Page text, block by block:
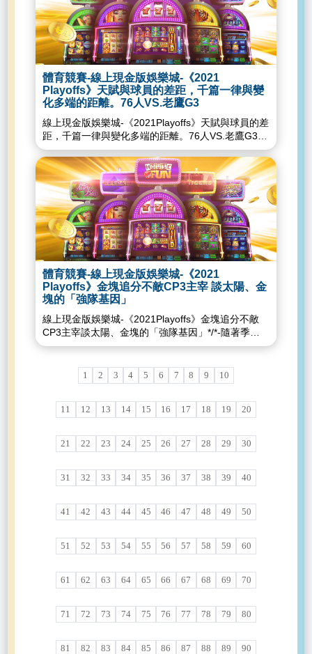
以上在起算的，而每一次，也都代表著我們的青春。
在對金塊的第一場比賽中，ChrisPaul跟DevinBooker
都得到21分、DeAndreAyton得20分、MikalBridges
則是全場最高的23分，只看一個人是沒什麼了不起，
但是單場四名球員同時得到20分以上，這也不是很容
易達成的事，而太陽上一次在季後賽單場四人20分，
要追溯到2006年5月，而且那是一場經典比賽....其他
人都在看●再賣美高梅國際持股套利何超瓊背後打什
麼算盤？●菲律賓玩家等待已久了！這些場所獲准恢
復完全運營”●捕魚機-玩好捕魚遊戲的幾大要素線上
紅利線上現金版娛樂城-立即前往登入線上現金版娛
樂城-現金網推薦線上現金版娛樂城-天下娛樂資訊線
上現金版娛樂城-最多出款推薦線上現金版娛樂城-娛
樂總代理線上現金版娛樂城-最多優惠娛樂線上現金
版娛樂城-線上真人推薦線上現金版娛樂城-出金保證
推薦線上現金版娛樂城-註冊免費體驗金線上現金版
娛樂城...
進，三分命中率低迷還用三分球早攻。籃網知道
GiannisAntetokounmpo的罰球不準，儘量讓他罰
球，但是公鹿卻一直放他殺進去沒有2+1，罰球也罰
不進，我只能說別人是保護自己的弱點，
Budenholzer你是故意放自己的弱點上去啊。
GiannisAntetokounmpo需要打得更加聰明
KhrisMiddleton終於找回了消失兩場的進攻，在後段
字母哥開啟毀滅模式之後穩穩的投籃讓公鹿的進攻得
以維持一線生機。而Holiday雖然整場的進攻持續低
迷，但是在最後關頭他快攻轉身切入放進反超兩分也
是公鹿贏球的大功臣。Holiday放進致勝兩分，讓公
鹿得以守住主場Claxton儘管身為優秀的無限換防武
器，在防守上的經驗和對抗性不足，以及在進攻端沒
有投射能力，讓他在場上幾乎是負分的存在。進攻因
為有Lopez護框，防守端守不住字母哥被瘋狂霸凌。
雖然說應該寧願提前犯規不讓他打成2+1的，但是往
往都在最後一拍才犯而送他上罰球線。也許他的價值
要等到遇見以後衛為主的球隊才比較有機會被看到
吧。JoeHarris這場投籃手感急凍，全場11投1中，三
分球7投1中。浪費了好幾球搶下進攻籃板後的大空
檔，和雙星吸怪創造出來的空檔機會。不論是三分還
是中距離的空檔，今天好像怎麼樣就是投不進去。我
覺得值得稱讚的是，Nash並沒有因為整場的手感不
佳，而在關鍵時刻將他換下，而是選擇繼續相信他。
儘管最終結果不盡人意，但這種隊球員信賴的展現，
持股套利何超瓊背後打什麼算盤？●菲律賓玩家等待
已久了！這些場所獲准恢復完全運營”●捕魚機-玩好
上現金版娛樂城-註冊優惠紅利線上現金版娛樂城-立
即前往登入線上現金版娛樂城-現金網推薦線上現金
版娛樂城-天下娛樂資訊線上現金版娛樂城-最多出款
推薦線上現金版娛樂城-娛樂總代理線上現金版娛樂
上現金版娛樂城-出金保證推薦線上現金版娛樂城-註
冊免費體驗金線上現金版娛樂城...
金塊三次犯規，穩穩地透過罰球讓領先保持在兩球左
右。但是Jokic在一端也製造了兩次太陽犯規，透過
太陽的加罰狀態得分。中場59：55領先，金塊
Jokic15分12板6助攻7個進攻籃板，
MonteMorris4/412分，但是Gordon手感冰冷0/70分
3板，太陽則是Booker/CP3/Ayton得分都破十分。請
繼續往下閱讀金塊這一場在上半場跟第三節能不讓落
後被拉開的原因是進攻籃板（第三節結束14：4）跟
陽到第三節為止一球都沒有投進，而金塊防守角落三
分的策略是寧可追出去封蓋角落三分，讓
Crowder/Bridges切入拋投也不給他們投，跟嚴守底
線長傳角落的球線。而太陽在下半場的反制則是用更
多的高位雙擋，逼金塊得要內縮來製造外線更大的空
擋。而金塊的進攻籃板讓金塊一路比太陽都多了11個
球權左右。而太陽維持領先的關鍵則是雖然金塊不給
投角落三分，但是CP3/Booker的中距離跳投跟
Bridges的切入禁區上籃都還是維持在水準以上，再
加上太陽板凳雙Cameron在第三節尾聲各一記三分。
第三節結束90：76太陽又拉開領先。金塊除了Jokic
以外只有Morris17分直得一提，太陽Booker26分
CP319分。請繼續往下閱讀第四節一開賽金塊板凳在
防守端又失去注意力被太陽板凳CameronPayne跟
Saric連在禁區打進三球把比分拉開到20分。暫停回
來之後，Morris切入得分，Jokic面對Saric一個三分
跟進攻籃板補籃將落後追到13分。隨後CP3利用高位
籃板妙傳籃下的Barton拿分。但是CP3在接下來的兩
分鐘透過Jokic的技術犯規加上擋拆之後金塊的
鐘時把比分拉開到19分。暫停之後金塊用Gordon守
CP3，金塊雖然能連續在幾次進攻都得分，但是在半
shortroll之後的傳導讓太陽找到easybasket拿分，時
聽牌。太陽Booker28分CP327分8助攻，其他先發得
分都破10分。金塊Jokic30/20/10大三元，但是除了
外，其餘先發都沒有辦法給Jokic任何支援，尤其
限制也有限。以大方向來說太陽CP3跟Booker可以用
擋拆對付Jokic，用單打對付MPJ，但是金塊則是除
位。而金塊其實也對Booker拿不出辦法，Booker這
場雖然有高難度的各種左手拋投、拉竿擦板、禁區外
後仰跳投，但是都不像是勉強出手。Jokic在這個系
列賽減少了很多自己帶球組織跟在高位的組織傳導，
Jokic對比賽的影響力減弱很多。在連輸三場之後
DavidRobinson。對到HakeemOlajuwon領軍的休士
頓火箭時，可以感覺到Olajuwon特別殺氣騰騰。關於
這點，Embiid本人倒是輕描淡寫，訪問時說到：
FMVP要比例行賽MVP重要多了！Hunter確定報銷
後，能擋住Embiid大概只剩自己的膝蓋還有裁判。只
要可以正常出賽，Embiid最少25分和10次罰球起跳
跑不掉，雖然無奈但老鷹只能接受，得想辦法從其他
地方彌補失血。除了禁區外，Hunter沒辦法上陣最直
BenSimmons這種大型側翼。攻擊方面Simmons就算
了，Harris雖然三分有些失準，但整體命中率逼近
60%，穩穩的20+得分入帳，老鷹用SolomonHill先發
主要為了提升鋒線高度，然而成效有限。第三戰一開
始局勢在76人這邊，雖然主力鋒線DannyGreen因為
腳踝翻船下場，但76人球隊深度足夠影響有限。上一
場替補後衛ShakeMilton骰到六，這場換土耳其射手
FurkanKorkmaz發飆。前兩戰Korkmaz沒打多少，這
場第一節就上場。他單節攻下11分兩邊最高，加上替
補Green上場的Thybulle也有進帳，搭配Howard的高
度和活動力發揮；反而老鷹主力射手KevinHuerter上
半場一分都沒有進帳反而吃下三次犯規，還好
LouWilliams和Gallo一些分數貢獻，整體來說76人替
補壓過老鷹。對老鷹來說，好消息是先發後場Young
Embiid減低他的破壞力，半場打完只落後5分。第三
節Embiid爭搶籃板時疑似膝蓋拐了一下，牽動所有76
人球迷的心。還好他沒有因此倒下去，走了兩步看起
BenSimmons趁老鷹交代不清楚時發動攻守轉換，76
無力止住失血，比分快速拉開到18分。Simmons無
疑是第三節拉開比數的關鍵，也是勝負關鍵的縮影。
鋒線可以對位高壯的Simmons。抓機會發動快攻外，
勾射得手，逼著老鷹不得不收縮防線。老鷹需要重兵
看管Embiid，幾乎所有注意力都集中在他身上，讓
效果，76人其他球員得到許多機會。攻擊外
Simmons防守Young仍相當有效，即使Young多次想
利用擋切換人攻擊，但換過來的球員沒有易與之輩。
即使甩開第一線，二線過來幫忙的76人球員除了
嚴密，即使有空隙也是眨眼間的事情，老鷹後場雙衛
不容易見縫插針。球員健康跟成為勝負分野。老鷹和
顯。76人前場體格、運動力兼備，老鷹手上能用籌碼
檔，讓後場球員有表現的機會。本戰76人主要助攻都
行俠確實有實力跟機會去扳倒快艇，但可別忘了，快
艇可是由KawhiLeonard及PaulGeorge領軍的球隊，
而且他們被賦予的期望是帶領快艇奪下總冠軍。獨行
俠已經完成值得驕傲的成就了，因為他們在頭兩場客
場擊敗實力堅強的快艇，並且將戰線逼進第七場。照
片來源：美聯社／達志影像整個系列賽下來，Doncic
的數據真得非常吸引人(場均：35.7分、10.3助攻、
7.9籃板、二分命中率49%、三分命中率40.8%)，並
還在最關鍵的第七戰裡，送出46分、14助攻、7籃板
的神人表現，只可惜最終未能憑一己之力讓球隊戰勝
快艇。事實上，看完整個系列賽後，很難不去注意到
一點──Doncic獲得的援助相當不足。Doncic無疑是
聯盟未來十年最強的控衛，正因如此，球團必須想辦
法補進射手去讓有超強得分與優異傳導能力的他獲得
想要的勝利與總冠軍。在跟快艇血戰的七場裡，獨行
俠隊內的多數射手從頭到尾一直未能提供合格的火
力，所以這個休賽季裡，球團該去想辦法補進優質射
手，但獨行俠得先解決薪資空間的問題。由於
KristapsPorzingis下個賽季跟下下個賽季的薪水分別
高達3,100萬美元及3,300萬美元，並在2023年時有
合約最後一年執行與否的選擇權，所以球團要騰出空
間去補進優質射手並不是那麼容易的事。照片來源：
美聯社／達志影像Porzingis不是一名幫不上忙的球
據(20.1分與8.9籃板)。另外，在每晚平均6次的三分
線外出手的情況下，他還讓自己的三分命中率保持在
合格的37.6%，然而，Porzingis整季缺席29場比賽跟
場季後賽裡，他的場均得分下滑到13.1分，而場均籃
命中率則是黯淡的29.6%。在自由市場上，相同數據
的長人所要求的薪資只會是Porzingis當前薪資的三分
佳拍檔，並希望球隊有兩名以上能裡能外的球星，但
Porzingis的季後賽表現可沒符合這樣的期望。實際
上，TimHardawayJr.的季後賽表現還比較像獨行俠
的二當家。在2019年的時候，HardawayJr.是
將在今夏成為一名自由球員。獨行俠該留住成了自由
身的TimHardawayJr.，但難度極高於2020-21賽季的
分出手數跟三分命中率分別為7.6次與39.1%。在季
第二高的球員。七場比賽下來，他的場均得分高達17
分，並且在場均10.9次三分出手的情況下留下相當亮
員，並讓球團看到他可以在Doncic的體系下發揮。因
留住即將成了自由球員的他。然而，在這個夏天，獨
體育競賽-線上現金版娛樂城-《2021
Playoffs》天賦與球員的差距，千篇一律與變
化多端的距離。76人VS.老鷹G3
線上現金版娛樂城-《2021Playoffs》天賦與球員的差
距，千篇一律與變化多端的距離。76人VS.老鷹G3*/*
開賽不到4分鐘，Green便因腳部的扭傷而退賽，看
的費城球迷頭疼不已。然而，聖堂射手的離開並沒有
為比賽帶來太多的變化。當比賽進入第三節，比分瞬
間拉開時，雙方天賦之間的差距，硬生生在戰術變化
上體現出來。不再火燙的三分手感，也讓老鷹缺少乘
風而起的機會。比賽簡述延續第二戰的策略，費城依
然決定封鎖Young的拋投，在面對擋拆時Show到罰
球線附近以迫使Young把球傳出。不過，老鷹在進攻
端也有Bogi分擔Trae的重擔，增加的持球量也解放
Young在offScreen後的攻擊機會。此外，防守上老鷹
更積極地對Embiid做包夾，在Capela位居一線的情
況下，大帝持球攻擊的機會少了許多，第一節含罰球
僅有3次FG嘗試，和前兩場的情況大相逕庭。不過首
節雙方的球員似乎都有些走神，各種鬆散的傳球與奶
油手讓雙方各發生6次失誤，比分遲遲無法拉開。而
打開局面的人，竟是頂替Green上場的Korkmaz。利
掩護找到空檔也能輕鬆命中。單節11分的表現，也幫
助費城取得8分領先。Korkmaz身高上的優勢嶄露無
遺，也消耗主攻手的體力來到第二節，雙方的當家球
星都拿出造犯的招牌本領，讓防守者都只能苦笑。除
得手，在開節部分的替補對決則由Hill控制的緩慢節
奏占得上風。不過，Young利用Capela與Collins雙
重心並交給防守較為薄弱者空拋得手，讓老鷹還有緊
也逐漸浮現，常有的錯位卻不願意單打得手，讓筆者
苦思不得其解。然而，在第三節以後，Simmons便把
訴我們他從未丟失的潛力圖片來源：YahooNews七
戰模式，轉而進入Simmons為主攻的大量轉換快攻。
利用防守端拉下籃板快速推進，班少多次直接用恐怖
分，Embiid優異的射程也能逼迫Capela拉出禁區，
讓Simmons找到屬於自己的錯位機會進攻欲望爆棚的
他，更間接解放更為廣闊的傳球空間，讓Embiid、
體育競賽-線上現金版娛樂城-《2021
Playoffs》金塊追分不敵CP3主宰 談太陽、金
塊的「強隊基因」
線上現金版娛樂城-《2021Playoffs》金塊追分不敵
CP3主宰談太陽、金塊的「強隊基因」*/*-隨著季後
賽的進行，以往總是會在賽事強度越拉越高的情況
經驗比較豐富的球隊會在季後賽走得比較穩、或是年
輕球員會在季後賽比較容易失常云云，而那種偶爾在
費」之類，當然要能走得遠，必須具備一定的實力，
會影響比賽。太陽對金塊的西區第二輪第三戰，儘管
最終又是太陽明星主控ChrisPaul關鍵時刻鎖定勝
116：102獲勝，並在系列賽取得3：0的絕對優勢，
距，其實都還沒人敢說比賽就此成定局，就是因為不
論是過去幾年穩定的季後賽球隊金塊、或是今年躍升
基因。太陽的表現比較讓人吃驚，因為扣除CP3，其
實全隊多半沒有太多季後賽經驗，尤其三位站穩先發
的年輕核心DevinBooker、DeandreAyton、
MikalBridges今年都是生涯季後賽初體驗，對比和
年季後賽屢屢在防守端出現些許缺失，照理說即使
Ayton和Bridges失常，也不會有人責怪他們。但太陽
樣，僅有Bridges在首輪剛開始時比較沒有太多表
1 2 3 4 5 6 7 8 9 10
11 12 13 14 15 16 17 18 19 20
21 22 23 24 25 26 27 28 29 30
31 32 33 34 35 36 37 38 39 40
41 42 43 44 45 46 47 48 49 50
51 52 53 54 55 56 57 58 59 60
61 62 63 64 65 66 67 68 69 70
71 72 73 74 75 76 77 78 79 80
81 82 83 84 85 86 87 88 89 90